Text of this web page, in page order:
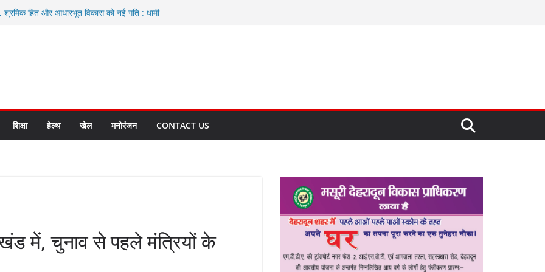
श्रमिक हित और आधारभूत विकास को नई गति : धामी
रहें अधिकारी: सीईओ
योजनाओं के लिए 80 करोड़ रुपए
वर्षा की संभावना, अलर्ट!
शिक्षा हेल्थ खेल मनोरंजन CONTACT US
में, चुनाव से पहले मंत्रियों के